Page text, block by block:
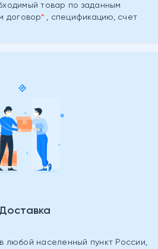
товар по заданным
договор , спецификацию, счет
Доставка
любой населенный пункт России,